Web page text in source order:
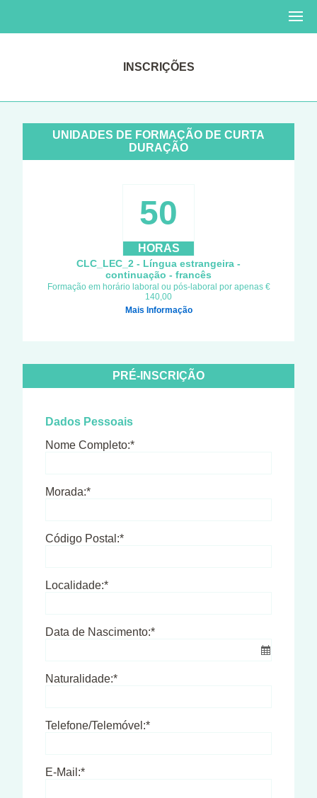
INSCRIÇÕES
UNIDADES DE FORMAÇÃO DE CURTA
DURAÇÃO
50
HORAS
CLC_LEC_2 - Língua estrangeira -
continuação - francês
Formação em horário laboral ou pós-laboral por apenas €
140,00
Mais Informação
PRÉ-INSCRIÇÃO
Dados Pessoais
Nome Completo:*
Morada:*
Código Postal:*
Localidade:*
Data de Nascimento:*
Naturalidade:*
Telefone/Telemóvel:*
E-Mail:*